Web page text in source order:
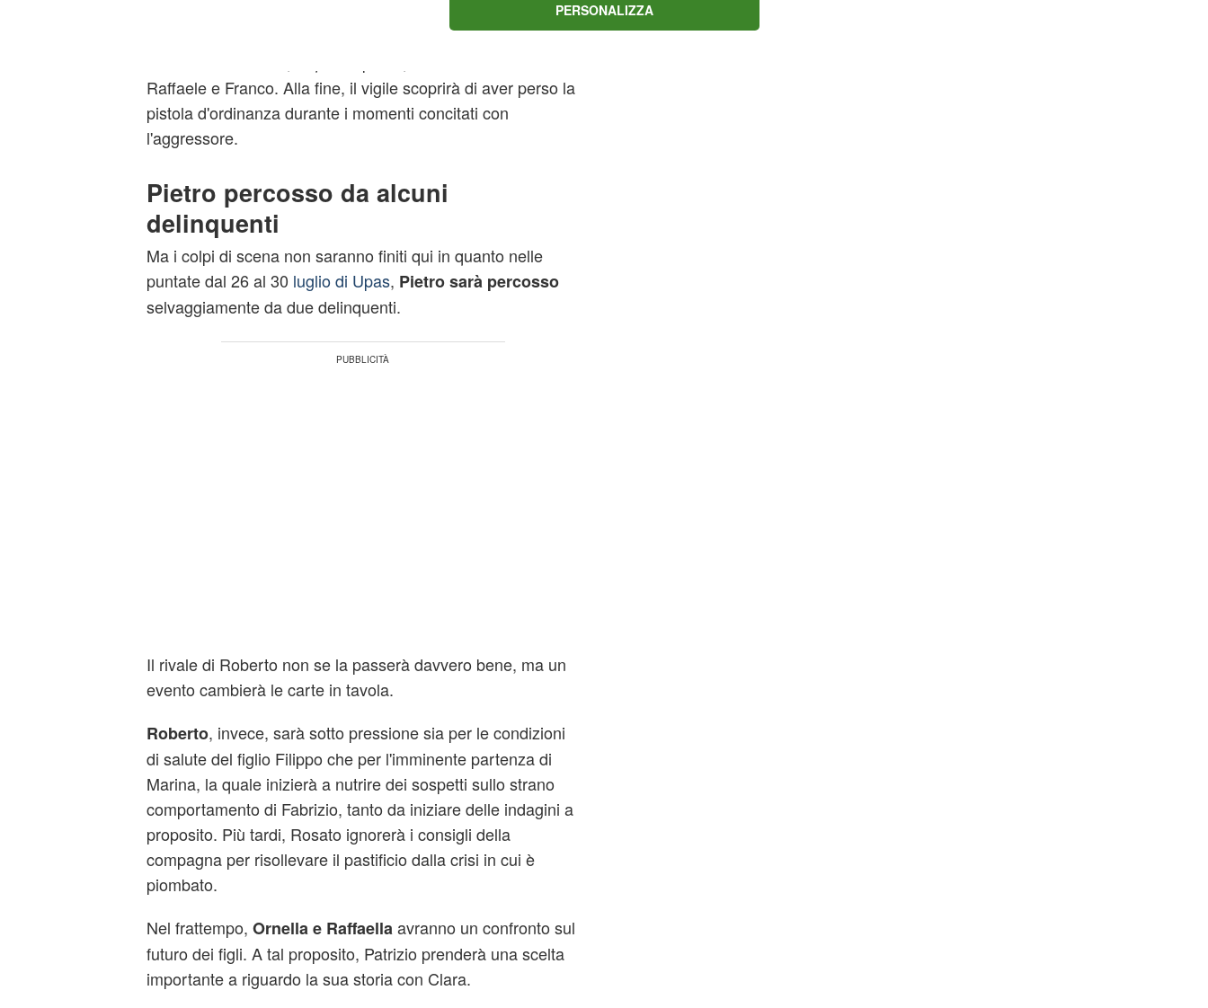
alle spalle da un uomo
Raffaele e Franco. Alla fine, il vigile scoprirà di aver perso la
pistola d'ordinanza durante i momenti concitati con
l'aggressore.
Pietro percosso da alcuni
delinquenti
Ma i colpi di scena non saranno finiti qui in quanto nelle
puntate dal 26 al 30 luglio di Upas, Pietro sarà percosso
selvaggiamente da due delinquenti.
Il rivale di Roberto non se la passerà davvero bene, ma un
evento cambierà le carte in tavola.
Roberto, invece, sarà sotto pressione sia per le condizioni
di salute del figlio Filippo che per l'imminente partenza di
Marina, la quale inizierà a nutrire dei sospetti sullo strano
comportamento di Fabrizio, tanto da iniziare delle indagini a
proposito. Più tardi, Rosato ignorerà i consigli della
compagna per risollevare il pastificio dalla crisi in cui è
piombato.
Nel frattempo, Ornella e Raffaella avranno un confronto sul
futuro dei figli. A tal proposito, Patrizio prenderà una scelta
importante a riguardo la sua storia con Clara.
PERSONALIZZA